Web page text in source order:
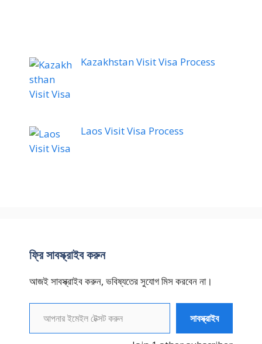
Kazakhstan Visit Visa Process
Laos Visit Visa Process
ফ্রি সাবস্ক্রাইব করুন
আজই সাবস্ক্রাইব করুন, ভবিষ্যতের সুযোগ মিস করবেন না।
আপনার ইমেইল টেক্সট করুন
সাবস্ক্রাইব